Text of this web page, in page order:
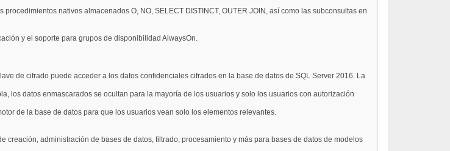
nativos almacenados O, NO, SELECT DISTINCT, OUTER JOIN, así como las subconsultas en
y el soporte para grupos de disponibilidad AlwaysOn.
de cifrado puede acceder a los datos confidenciales cifrados en la base de datos de SQL Server 2016. La
los datos enmascarados se ocultan para la mayoría de los usuarios y solo los usuarios con autorización
de la base de datos para que los usuarios vean solo los elementos relevantes.
creación, administración de bases de datos, filtrado, procesamiento y más para bases de datos de modelos